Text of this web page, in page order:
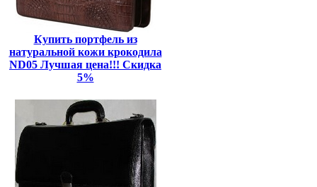
Купить портфель из
натуральной кожи крокодила
ND05 Лучшая цена!!! Скидка
5%